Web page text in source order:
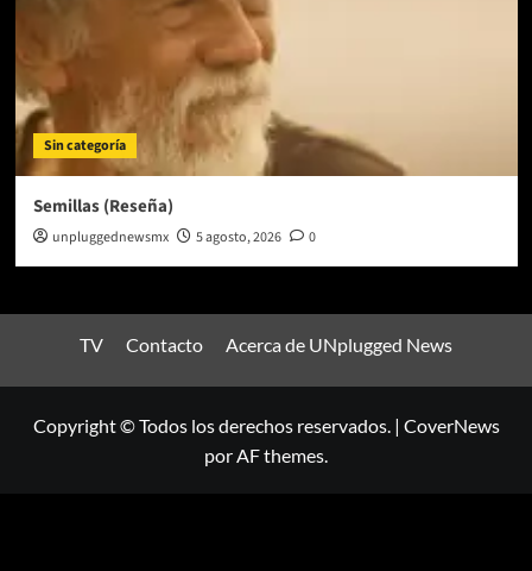
Sin categoría
Semillas (Reseña)
unpluggednewsmx 5 agosto, 2026 0
TV Contacto Acerca de UNplugged News
Copyright © Todos los derechos reservados. | CoverNews
por AF themes.